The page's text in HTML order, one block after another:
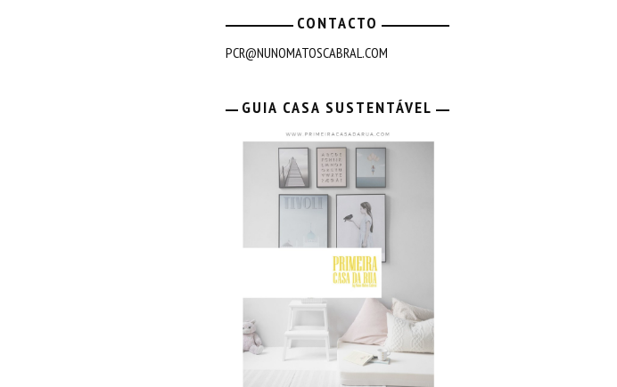
CONTACTO
PCR@NUNOMATOSCABRAL.COM
GUIA CASA SUSTENTÁVEL